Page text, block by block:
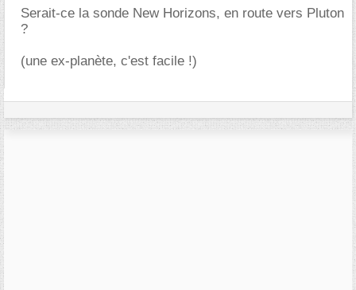
Serait-ce la sonde New Horizons, en route vers Pluton
?
(une ex-planète, c'est facile !)